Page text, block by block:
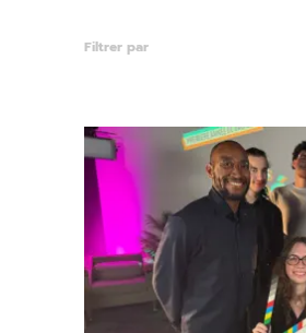
Filtrer par